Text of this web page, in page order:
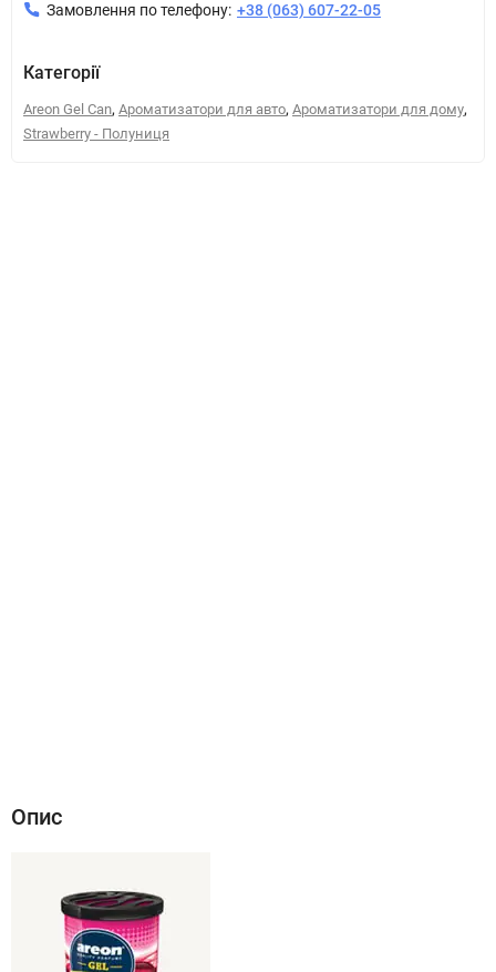
Замовлення по телефону: +38 (063) 607-22-05
Категорії
Areon Gel Can, Ароматизатори для авто, Ароматизатори для дому,
Strawberry - Полуниця
Опис